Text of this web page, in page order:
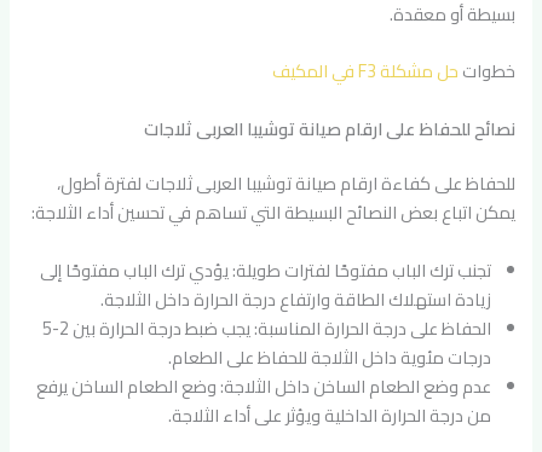
بسيطة أو معقدة.
خطواتحل مشكلة F3 في المكيف
نصائح للحفاظ على ارقام صيانة توشيبا العربى ثلاجات
للحفاظ على كفاءة ارقام صيانة توشيبا العربى ثلاجات لفترة أطول،
يمكن اتباع بعض النصائح البسيطة التي تساهم في تحسين أداء الثلاجة:
تجنب ترك الباب مفتوحًا لفترات طويلة: يؤدي ترك الباب مفتوحًا إلى
زيادة استهلاك الطاقة وارتفاع درجة الحرارة داخل الثلاجة.
الحفاظ على درجة الحرارة المناسبة: يجب ضبط درجة الحرارة بين 2-5
درجات مئوية داخل الثلاجة للحفاظ على الطعام.
عدم وضع الطعام الساخن داخل الثلاجة: وضع الطعام الساخن يرفع
من درجة الحرارة الداخلية ويؤثر على أداء الثلاجة.